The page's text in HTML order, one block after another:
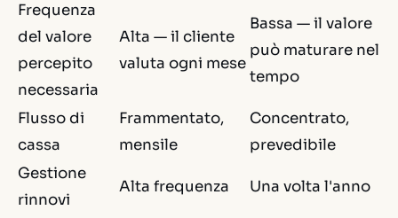
Frequenza
del valore
percepito
necessaria
Alta — il cliente
valuta ogni mese
Bassa — il valore
può maturare nel
tempo
Flusso di
cassa
Frammentato,
mensile
Concentrato,
prevedibile
Gestione
rinnovi
Alta frequenza Una volta l'anno